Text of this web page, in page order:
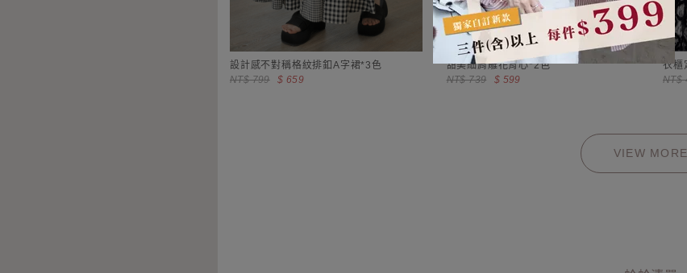
設計感不對稱格紋排釦A字裙*3色
NT$ 799
$ 659
甜美細肩雕花背心*2色
NT$ 739
$ 599
衣櫃
NT$
VIEW MORE